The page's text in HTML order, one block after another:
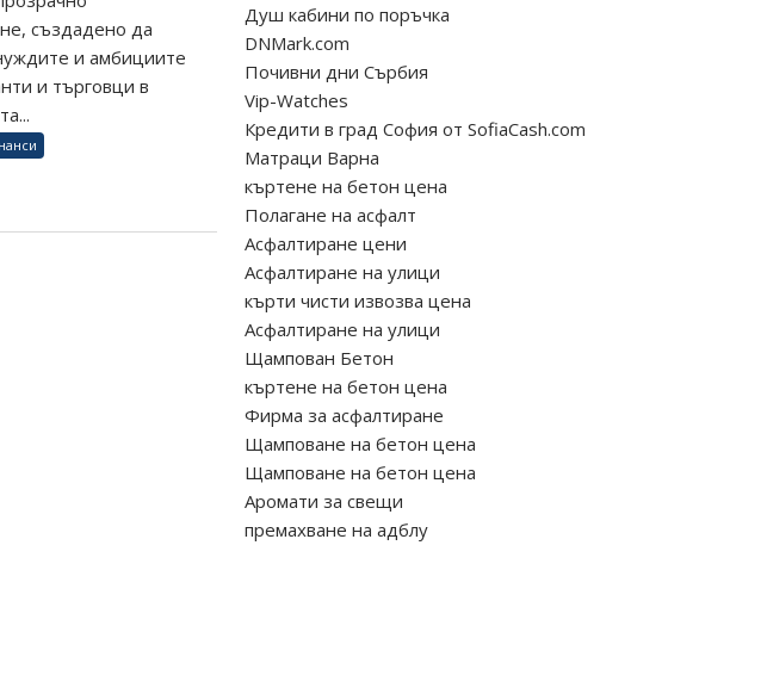
създадено да
и амбициите
и търговци в
Душ кабини по поръчка
DNMark.com
Почивни дни Сърбия
Vip-Watches
Кредити в град София от SofiaCash.com
Матраци Варна
къртене на бетон цена
Полагане на асфалт
Асфалтиране цени
Асфалтиране на улици
кърти чисти извозва цена
Асфалтиране на улици
Щампован Бетон
къртене на бетон цена
Фирма за асфалтиране
Щамповане на бетон цена
Щамповане на бетон цена
Аромати за свещи
премахване на адблу